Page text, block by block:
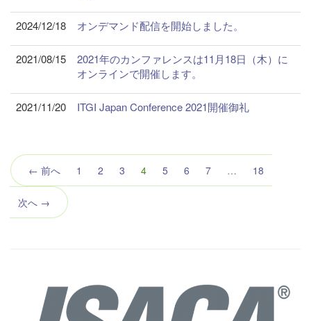
2024/12/18 オンデマンド配信を開始しました。
2021/08/15
2021年のカンファレンスは11月18日（木）に
オンラインで開催します。
2021/11/20 ITGI Japan Conference 2021開催御礼
← 前へ 1 2 3 4（こ
の
5 6 7 … 18
次へ →